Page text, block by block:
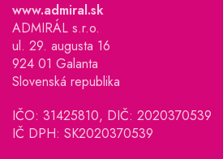
www.admiral.sk
ADMIRÁL s.r.o.
ul. 29. augusta 16
924 01 Galanta
Slovenská republika
IČO: 31425810, DIČ: 2020370539
IČ DPH: SK2020370539